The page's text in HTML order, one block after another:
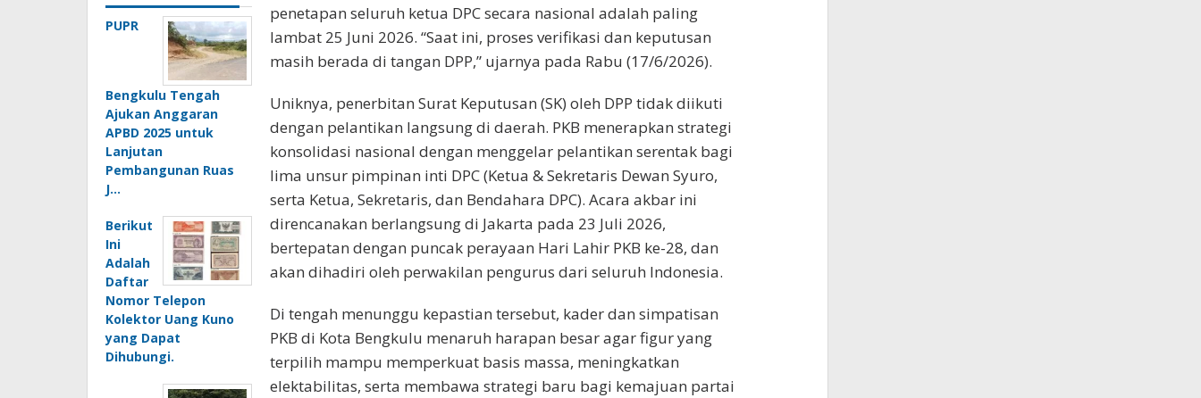
PUPR
Bengkulu Tengah
Ajukan Anggaran
APBD 2025 untuk
Lanjutan
Pembangunan Ruas
J…
Berikut
Ini
Adalah
Daftar
Nomor Telepon
Kolektor Uang Kuno
yang Dapat
Dihubungi.
penetapan seluruh ketua DPC secara nasional adalah paling
lambat 25 Juni 2026. “Saat ini, proses verifikasi dan keputusan
masih berada di tangan DPP,” ujarnya pada Rabu (17/6/2026).
Uniknya, penerbitan Surat Keputusan (SK) oleh DPP tidak diikuti
dengan pelantikan langsung di daerah. PKB menerapkan strategi
konsolidasi nasional dengan menggelar pelantikan serentak bagi
lima unsur pimpinan inti DPC (Ketua & Sekretaris Dewan Syuro,
serta Ketua, Sekretaris, dan Bendahara DPC). Acara akbar ini
direncanakan berlangsung di Jakarta pada 23 Juli 2026,
bertepatan dengan puncak perayaan Hari Lahir PKB ke-28, dan
akan dihadiri oleh perwakilan pengurus dari seluruh Indonesia.
Di tengah menunggu kepastian tersebut, kader dan simpatisan
PKB di Kota Bengkulu menaruh harapan besar agar figur yang
terpilih mampu memperkuat basis massa, meningkatkan
elektabilitas, serta membawa strategi baru bagi kemajuan partai